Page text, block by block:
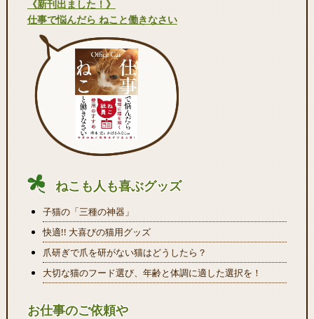
《新刊出ました！》
仕事で悩んだら ねこと働きなさい
ねこも人も喜ぶグッズ
子猫の「三種の神器」
快適!! 大喜びの猫用グッズ
爪研ぎで爪を研がない猫はどうしたら？
大切な猫のフード選び、年齢と体調に適した選択を！
お仕事のご依頼や